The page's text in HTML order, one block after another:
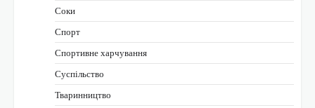
Соки
Спорт
Спортивне харчування
Суспільство
Тваринництво